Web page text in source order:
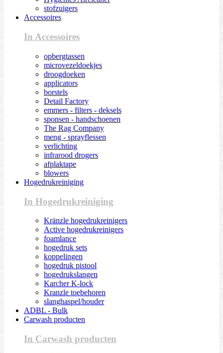
stofzuigers
Accessoires
In Accessoires
opbergtassen
microvezeldoekjes
droogdoeken
applicators
borstels
Detail Factory
emmers - filters - deksels
sponsen - handschoenen
The Rag Company
meng - sprayflessen
verlichting
infrarood drogers
afplaktape
blowers
Hogedrukreiniging
In Hogedrukreiniging
Kränzle hogedrukreinigers
Active hogedrukreinigers
foamlance
hogedruk sets
koppelingen
hogedruk pistool
hogedrukslangen
Karcher K-lock
Kranzle toebehoren
slanghaspel/houder
ADBL - Bulk
Carwash producten
In Carwash producten